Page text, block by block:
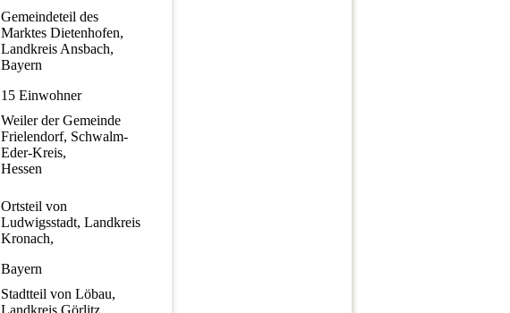
Gemeindeteil des
Marktes Dietenhofen,
Landkreis Ansbach,
Bayern
15 Einwohner
Weiler der Gemeinde
Frielendorf, Schwalm-
Eder-Kreis,
Hessen
Ortsteil von
Ludwigsstadt, Landkreis
Kronach,
Bayern
Stadtteil von Löbau,